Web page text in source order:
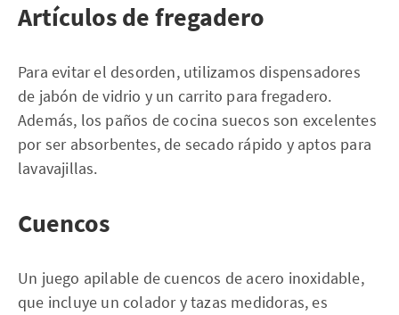
Artículos de fregadero
Para evitar el desorden, utilizamos dispensadores
de jabón de vidrio y un carrito para fregadero.
Además, los paños de cocina suecos son excelentes
por ser absorbentes, de secado rápido y aptos para
lavavajillas.
Cuencos
Un juego apilable de cuencos de acero inoxidable,
que incluye un colador y tazas medidoras, es